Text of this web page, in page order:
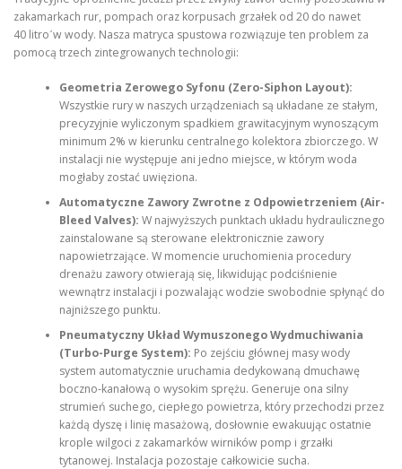
zakamarkach rur, pompach oraz korpusach grzałek od 20 do nawet
40 litroˊw wody. Nasza matryca spustowa rozwiązuje ten problem za
pomocą trzech zintegrowanych technologii:
Geometria Zerowego Syfonu (Zero-Siphon Layout):
Wszystkie rury w naszych urządzeniach są układane ze stałym,
precyzyjnie wyliczonym spadkiem grawitacyjnym wynoszącym
minimum 2% w kierunku centralnego kolektora zbiorczego. W
instalacji nie występuje ani jedno miejsce, w którym woda
mogłaby zostać uwięziona.
Automatyczne Zawory Zwrotne z Odpowietrzeniem (Air-
Bleed Valves): W najwyższych punktach układu hydraulicznego
zainstalowane są sterowane elektronicznie zawory
napowietrzające. W momencie uruchomienia procedury
drenażu zawory otwierają się, likwidując podciśnienie
wewnątrz instalacji i pozwalając wodzie swobodnie spłynąć do
najniższego punktu.
Pneumatyczny Układ Wymuszonego Wydmuchiwania
(Turbo-Purge System): Po zejściu głównej masy wody
system automatycznie uruchamia dedykowaną dmuchawę
boczno-kanałową o wysokim sprężu. Generuje ona silny
strumień suchego, ciepłego powietrza, który przechodzi przez
każdą dyszę i linię masażową, dosłownie ewakuując ostatnie
krople wilgoci z zakamarków wirników pomp i grzałki
tytanowej. Instalacja pozostaje całkowicie sucha.